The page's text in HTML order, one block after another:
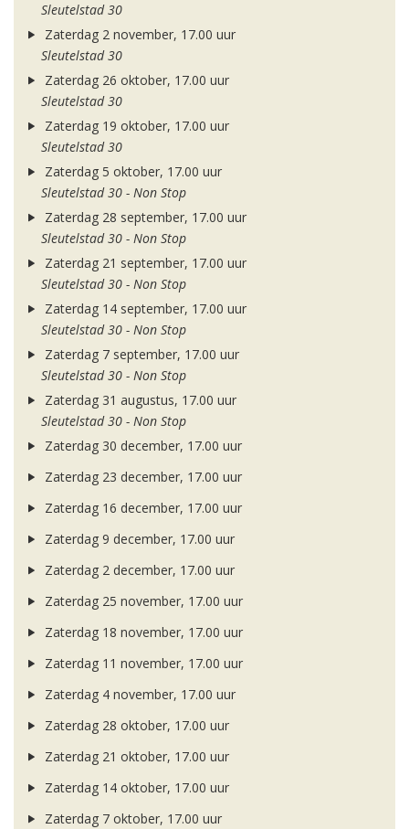
Sleutelstad 30
Zaterdag 2 november, 17.00 uur
Sleutelstad 30
Zaterdag 26 oktober, 17.00 uur
Sleutelstad 30
Zaterdag 19 oktober, 17.00 uur
Sleutelstad 30
Zaterdag 5 oktober, 17.00 uur
Sleutelstad 30 - Non Stop
Zaterdag 28 september, 17.00 uur
Sleutelstad 30 - Non Stop
Zaterdag 21 september, 17.00 uur
Sleutelstad 30 - Non Stop
Zaterdag 14 september, 17.00 uur
Sleutelstad 30 - Non Stop
Zaterdag 7 september, 17.00 uur
Sleutelstad 30 - Non Stop
Zaterdag 31 augustus, 17.00 uur
Sleutelstad 30 - Non Stop
Zaterdag 30 december, 17.00 uur
Zaterdag 23 december, 17.00 uur
Zaterdag 16 december, 17.00 uur
Zaterdag 9 december, 17.00 uur
Zaterdag 2 december, 17.00 uur
Zaterdag 25 november, 17.00 uur
Zaterdag 18 november, 17.00 uur
Zaterdag 11 november, 17.00 uur
Zaterdag 4 november, 17.00 uur
Zaterdag 28 oktober, 17.00 uur
Zaterdag 21 oktober, 17.00 uur
Zaterdag 14 oktober, 17.00 uur
Zaterdag 7 oktober, 17.00 uur